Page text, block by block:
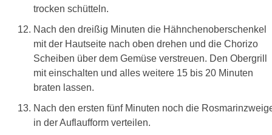
trocken schütteln.
Nach den dreißig Minuten die Hähnchenoberschenkel
mit der Hautseite nach oben drehen und die Chorizo
Scheiben über dem Gemüse verstreuen. Den Obergrill
mit einschalten und alles weitere 15 bis 20 Minuten
braten lassen.
Nach den ersten fünf Minuten noch die
in der Auflaufform verteilen.